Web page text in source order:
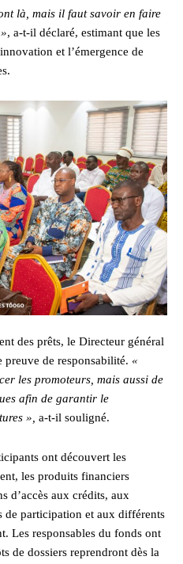
là, mais il faut savoir en faire
, a-t-il déclaré, estimant que les
et l’émergence de
des prêts, le Directeur général
preuve de responsabilité. «
les promoteurs, mais aussi de
afin de garantir le
», a-t-il souligné.
ont découvert les
les produits financiers
d’accès aux crédits, aux
de participation et aux différents
Les responsables du fonds ont
de dossiers reprendront dès la